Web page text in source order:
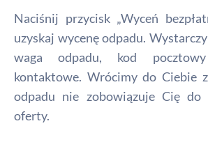
Naciśnij przycisk „Wyceń
uzyskaj wycenę odpadu.
waga odpadu, kod
kontaktowe. Wrócimy do Ciebie
odpadu nie zobowiązuje Cię do
oferty.